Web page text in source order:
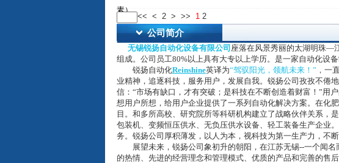
素）
<< < 2 > >> 1 2
公司简介
无锡锐扬自动化设备有限公司 座落在风景秀丽的太湖明珠—
组成。公司员工80%以上具有大专以上学历。是一家自动化设
锐扬自动化Reinshine英译为“驾驭阳光，领航未来！” ， 一
业精神，追逐科技，服务用户，发展自我。锐扬公司孜孜不倦
信：“市场有缺口，才有突破；是科技在不断创造着财富！”用
想用户所想，给用户企业提供了一系列自动化解决方案。在化
目。和多所高校、研究院所等科研机构建立了战略伙伴关系，
包装机、变频恒压供水、无负压供水设备、轻工装备生产企业
务。锐扬公司厚积薄发，以人为本，视科技为第一生产力，不断
展望未来，锐扬公司象初升的朝阳，在江苏无锡--一个闻名
的热情、先进的经营理念和管理模式、优质的产品和完善的售